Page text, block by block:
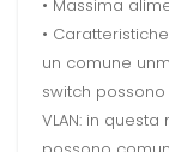
• Massima
•
un comune
switch
VLAN: in